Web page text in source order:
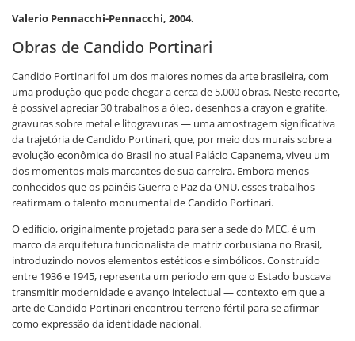
Valerio Pennacchi-Pennacchi, 2004.
Obras de Candido Portinari
Candido Portinari foi um dos maiores nomes da arte brasileira, com
uma produção que pode chegar a cerca de 5.000 obras. Neste recorte,
é possível apreciar 30 trabalhos a óleo, desenhos a crayon e grafite,
gravuras sobre metal e litogravuras — uma amostragem significativa
da trajetória de Candido Portinari, que, por meio dos murais sobre a
evolução econômica do Brasil no atual Palácio Capanema, viveu um
dos momentos mais marcantes de sua carreira. Embora menos
conhecidos que os painéis Guerra e Paz da ONU, esses trabalhos
reafirmam o talento monumental de Candido Portinari.
O edifício, originalmente projetado para ser a sede do MEC, é um
marco da arquitetura funcionalista de matriz corbusiana no Brasil,
introduzindo novos elementos estéticos e simbólicos. Construído
entre 1936 e 1945, representa um período em que o Estado buscava
transmitir modernidade e avanço intelectual — contexto em que a
arte de Candido Portinari encontrou terreno fértil para se afirmar
como expressão da identidade nacional.